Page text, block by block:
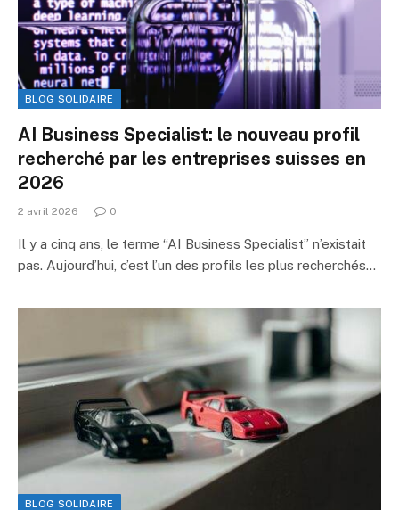
BLOG SOLIDAIRE
AI Business Specialist: le nouveau profil
recherché par les entreprises suisses en
2026
2 avril 2026 0
Il y a cinq ans, le terme “AI Business Specialist” n’existait
pas. Aujourd’hui, c’est l’un des profils les plus recherchés…
BLOG SOLIDAIRE